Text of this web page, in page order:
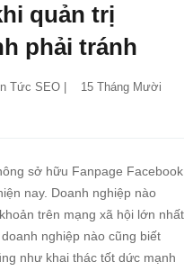
quản trị
phải tránh
Tức SEO |    15 Tháng Mười
sở hữu Fanpage Facebook
nay. Doanh nghiệp nào
trên mạng xã hội lớn nhất
nghiệp nào cũng biết
như khai thác tốt dức mạnh